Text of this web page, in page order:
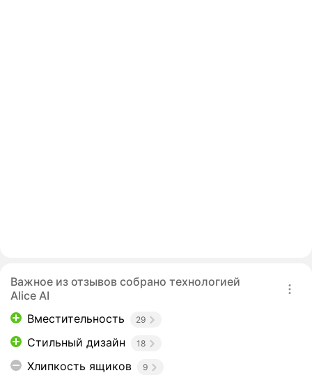
Важное из отзывов собрано технологией
Alice AI
Вместительность
29
Стильный дизайн 18
Хлипкость ящиков 9